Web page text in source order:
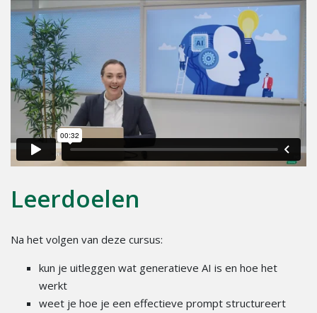
Leerdoelen
Na het volgen van deze cursus:
kun je uitleggen wat generatieve AI is en hoe het
werkt
weet je hoe je een effectieve prompt structureert